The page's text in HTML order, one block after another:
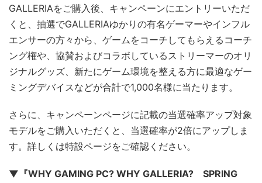
GALLERIAをご購入後、キャンペーンにエントリーいただ
くと、抽選でGALLERIAゆかりの有名ゲーマーやインフル
エンサーの方々から、ゲームをコーチしてもらえるコーチ
ング権や、協賛およびコラボしているストリーマーのオリ
ジナルグッズ、新たにゲーム環境を整える方に最適なゲー
ミングデバイスなどが合計で1,000名様に当たります。
さらに、キャンペーンページに記載の当選確率アップ対象
モデルをご購入いただくと、当選確率が2倍にアップしま
す。詳しくは特設ページをご確認ください。
▼『WHY GAMING PC? WHY GALLERIA? SPRING